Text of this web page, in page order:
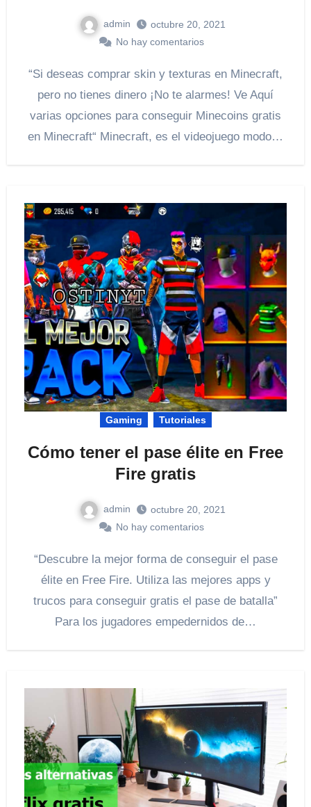
admin
octubre 20, 2021
No hay comentarios
“Si deseas comprar skin y texturas en Minecraft,
pero no tienes dinero ¡No te alarmes! Ve Aquí
varias opciones para conseguir Minecoins gratis
en Minecraft“ Minecraft, es el videojuego modo…
Gaming Tutoriales
Cómo tener el pase élite en Free
Fire gratis
admin
octubre 20, 2021
No hay comentarios
“Descubre la mejor forma de conseguir el pase
élite en Free Fire. Utiliza las mejores apps y
trucos para conseguir gratis el pase de batalla”
Para los jugadores empedernidos de…